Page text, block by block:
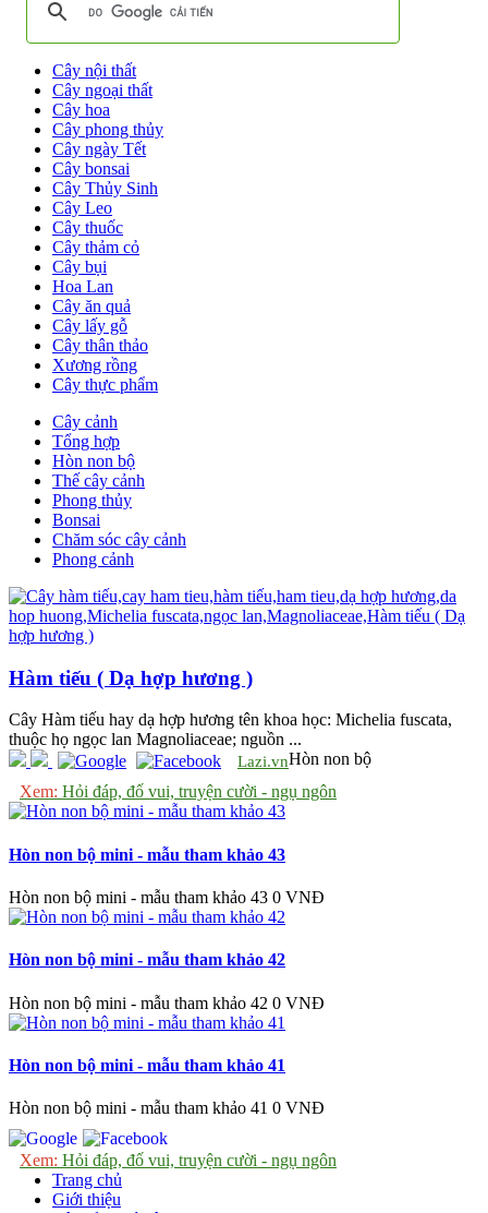
Cây nội thất
Cây ngoại thất
Cây hoa
Cây phong thủy
Cây ngày Tết
Cây bonsai
Cây Thủy Sinh
Cây Leo
Cây thuốc
Cây thảm cỏ
Cây bụi
Hoa Lan
Cây ăn quả
Cây lấy gỗ
Cây thân thảo
Xương rồng
Cây thực phẩm
Cây cảnh
Tổng hợp
Hòn non bộ
Thế cây cảnh
Phong thủy
Bonsai
Chăm sóc cây cảnh
Phong cảnh
Hàm tiếu ( Dạ hợp hương )
Cây Hàm tiếu hay dạ hợp hương tên khoa học: Michelia fuscata,
thuộc họ ngọc lan Magnoliaceae; nguồn ...
Lazi.vn
Xem: Hỏi đáp, đố vui, truyện cười - ngụ ngôn
Hòn non bộ
Hòn non bộ mini - mẫu tham khảo 43
Hòn non bộ mini - mẫu tham khảo 43 0 VNĐ
Hòn non bộ mini - mẫu tham khảo 42
Hòn non bộ mini - mẫu tham khảo 42 0 VNĐ
Hòn non bộ mini - mẫu tham khảo 41
Hòn non bộ mini - mẫu tham khảo 41 0 VNĐ
Xem: Hỏi đáp, đố vui, truyện cười - ngụ ngôn
Trang chủ
Giới thiệu